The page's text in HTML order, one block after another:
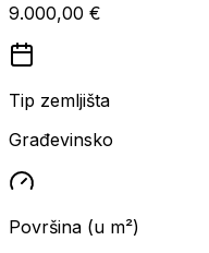
9.000,00 €
Tip zemljišta
Građevinsko
Površina (u m²)